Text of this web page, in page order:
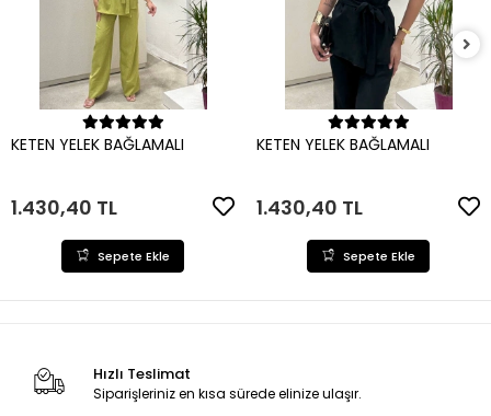
Sepete Ekle
KETEN YELEK BAĞLAMALI
1.430,40 TL
Sepete Ekle
Sepete Ekle
KETEN YELEK BAĞLAMALI
1.430,40 TL
Sepete Ekle
Hızlı Teslimat
Siparişleriniz en kısa sürede elinize ulaşır.